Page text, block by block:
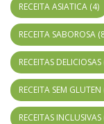
RECEITA ASIATICA (4)
RECEITA SABOROSA
RECEITAS DELICIOSAS
RECEITA SEM GLUTEN
RECEITAS INCLUSIVAS